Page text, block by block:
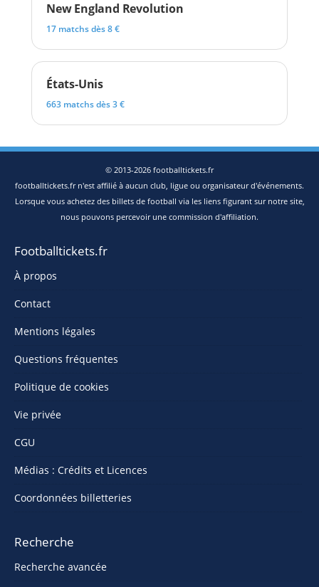
New England Revolution
17 matchs dès 8 €
États-Unis
663 matchs dès 3 €
© 2013-2026 footballtickets.fr
footballtickets.fr n'est affilié à aucun club, ligue ou organisateur d'événements.
Lorsque vous achetez des billets de football via les liens figurant sur notre site,
nous pouvons percevoir une commission d'affiliation.
Footballtickets.fr
À propos
Contact
Mentions légales
Questions fréquentes
Politique de cookies
Vie privée
CGU
Médias : Crédits et Licences
Coordonnées billetteries
Recherche
Recherche avancée